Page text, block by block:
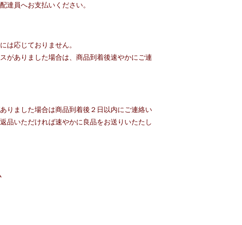
員へお支払いください。
は応じておりません。
がありました場合は、商品到着後速やかにご連
りました場合は商品到着後２日以内にご連絡い
品いただければ速やかに良品をお送りいたたし